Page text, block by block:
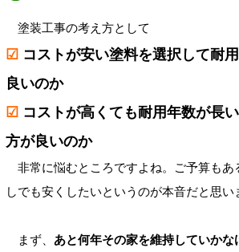
塗装工事の考え方として
☑ コストが安い塗料を選択して耐
良いのか
☑ コストが高くても耐用年数が長
方が良いのか
非常に悩むところですよね。ご予算もあ
しでも安くしたいというのが本音だと思い
まず、 あと何年その家を維持していか